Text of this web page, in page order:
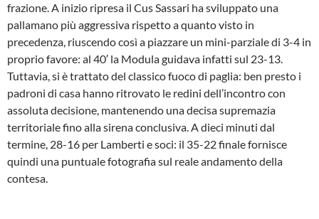
frazione. A inizio ripresa il Cus Sassari ha sviluppato una
pallamano più aggressiva rispetto a quanto visto in
precedenza, riuscendo così a piazzare un mini-parziale di 3-4 in
proprio favore: al 40′ la Modula guidava infatti sul 23-13.
Tuttavia, si è trattato del classico fuoco di paglia: ben presto i
padroni di casa hanno ritrovato le redini dell’incontro con
assoluta decisione, mantenendo una decisa supremazia
territoriale fino alla sirena conclusiva. A dieci minuti dal
termine, 28-16 per Lamberti e soci: il 35-22 finale fornisce
quindi una puntuale fotografia sul reale andamento della
contesa.